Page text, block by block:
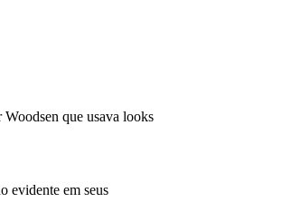
Woodsen que usava looks
evidente em seus